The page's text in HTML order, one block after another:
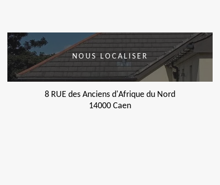
NOUS LOCALISER
8 RUE des Anciens d'Afrique du Nord
14000 Caen